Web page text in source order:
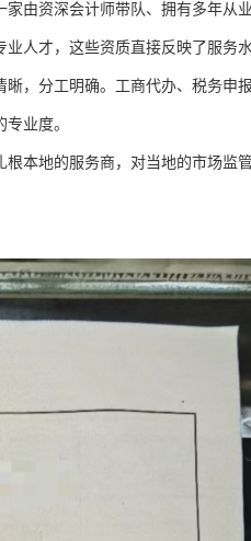
由资深会计师带队、拥有多年从
人才，这些资质直接反映了服务水
，分工明确。工商代办、税务申
业度。
本地的服务商，对当地的市场监